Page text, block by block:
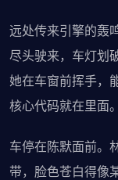
远处传来引擎的轰
尽头驶来，车灯划
她在车窗前挥手，
核心代码就在里面。
车停在陈默面前。
带，脸色苍白得像